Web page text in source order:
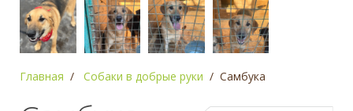
Главная Собаки в добрые руки Самбука